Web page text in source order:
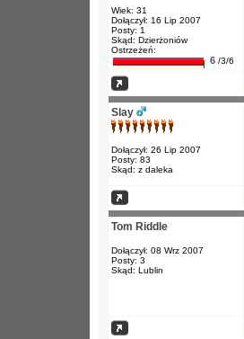
Wiek: 31
Dołączył: 16 Lip 2007
Posty: 1
Skąd: Dzierżoniów
Ostrzeżeń:
6 /3/6
Slay
Dołączył: 26 Lip 2007
Posty: 83
Skąd: z daleka
Tom Riddle
Dołączył: 08 Wrz 2007
Posty: 3
Skąd: Lublin